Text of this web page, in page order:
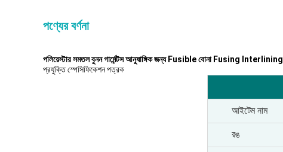
পণ্যের বর্ণনা
পলিয়েস্টার সমতল বুনন গার্মেন্টস আনুষাঙ্গিক জন্য Fusible বোনা Fusing Interlining
প্রযুক্তি স্পেসিফিকেশন পত্রক
আইটেম নাম
রঙ